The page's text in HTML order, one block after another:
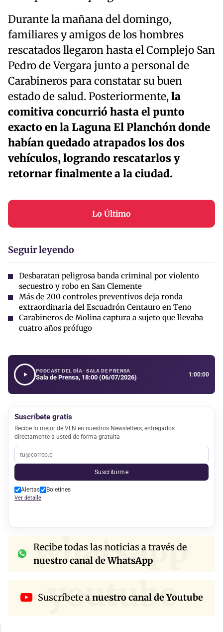
Durante la mañana del domingo,
familiares y amigos de los hombres
rescatados llegaron hasta el Complejo San
Pedro de Vergara junto a personal de
Carabineros para constatar su buen
estado de salud. Posteriormente,la
comitiva concurrió hasta el punto
exacto en la Laguna El Planchón donde
habían quedado atrapados los dos
vehículos, logrando rescatarlos y
retornar finalmente a la ciudad.
Lo Último
Seguir leyendo
Desbaratan peligrosa banda criminal por violento
secuestro y robo en San Clemente
Más de 200 controles preventivos deja ronda
extraordinaria del Escuadrón Centauro en Teno
Carabineros de Molina captura a sujeto que llevaba
cuatro años prófugo
PODCAST DEL DÍA · SALA DE PRENSA
Sala de Prensa, 18:00 (06/07/2026) 1:00:00
Suscríbete gratis
Recibe lo mejor de VLN en nuestros Newsletters, entregados
directamente a usted de forma gratuita
Suscribirme
Alertas Boletines
Ver detalle
whatsapp
Recibe todas las noticias a través de
nuestro canal de WhatsApp
youtube
Suscríbete anuestro canal de Youtube